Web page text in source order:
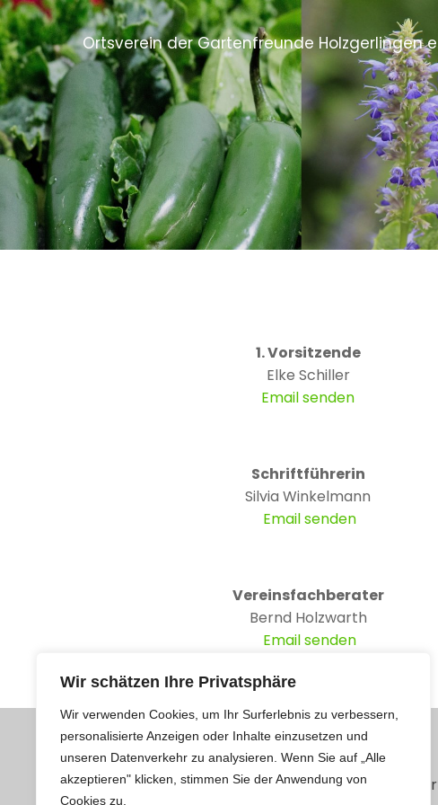
Wir schätzen Ihre Privatsphäre
Wir verwenden Cookies, um Ihr Surferlebnis zu verbessern,
personalisierte Anzeigen oder Inhalte einzusetzen und
unseren Datenverkehr zu analysieren. Wenn Sie auf „Alle
akzeptieren" klicken, stimmen Sie der Anwendung von
Cookies zu.
Ortsverein der Gartenfreunde Holzgerlingen
1. Vorsitzende
Elke Schiller
Email senden
Schriftführerin
Silvia Winkelmann
Email senden
Vereinsfachberater
Bernd Holzwarth
Email senden
© 2026 Ortsverein der